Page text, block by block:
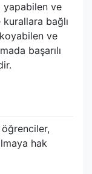
yapabilen ve
bağlı
ve
başarılı
hak